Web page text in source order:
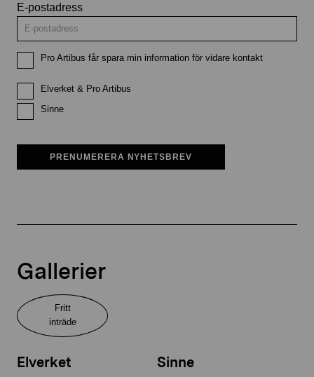
E-postadress
Pro Artibus får spara min information för vidare kontakt
Elverket & Pro Artibus
Sinne
PRENUMERERA NYHETSBREV
Gallerier
Fritt
inträde
Elverket Sinne